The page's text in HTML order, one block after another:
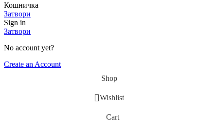
Кошничка
Затвори
Sign in
Затвори
No account yet?
Create an Account
Shop
Wishlist
Cart